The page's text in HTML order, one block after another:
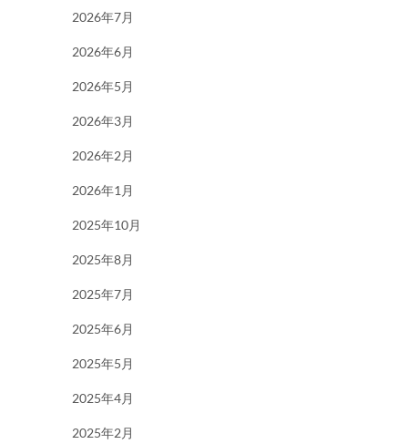
2026年7月
2026年6月
2026年5月
2026年3月
2026年2月
2026年1月
2025年10月
2025年8月
2025年7月
2025年6月
2025年5月
2025年4月
2025年2月